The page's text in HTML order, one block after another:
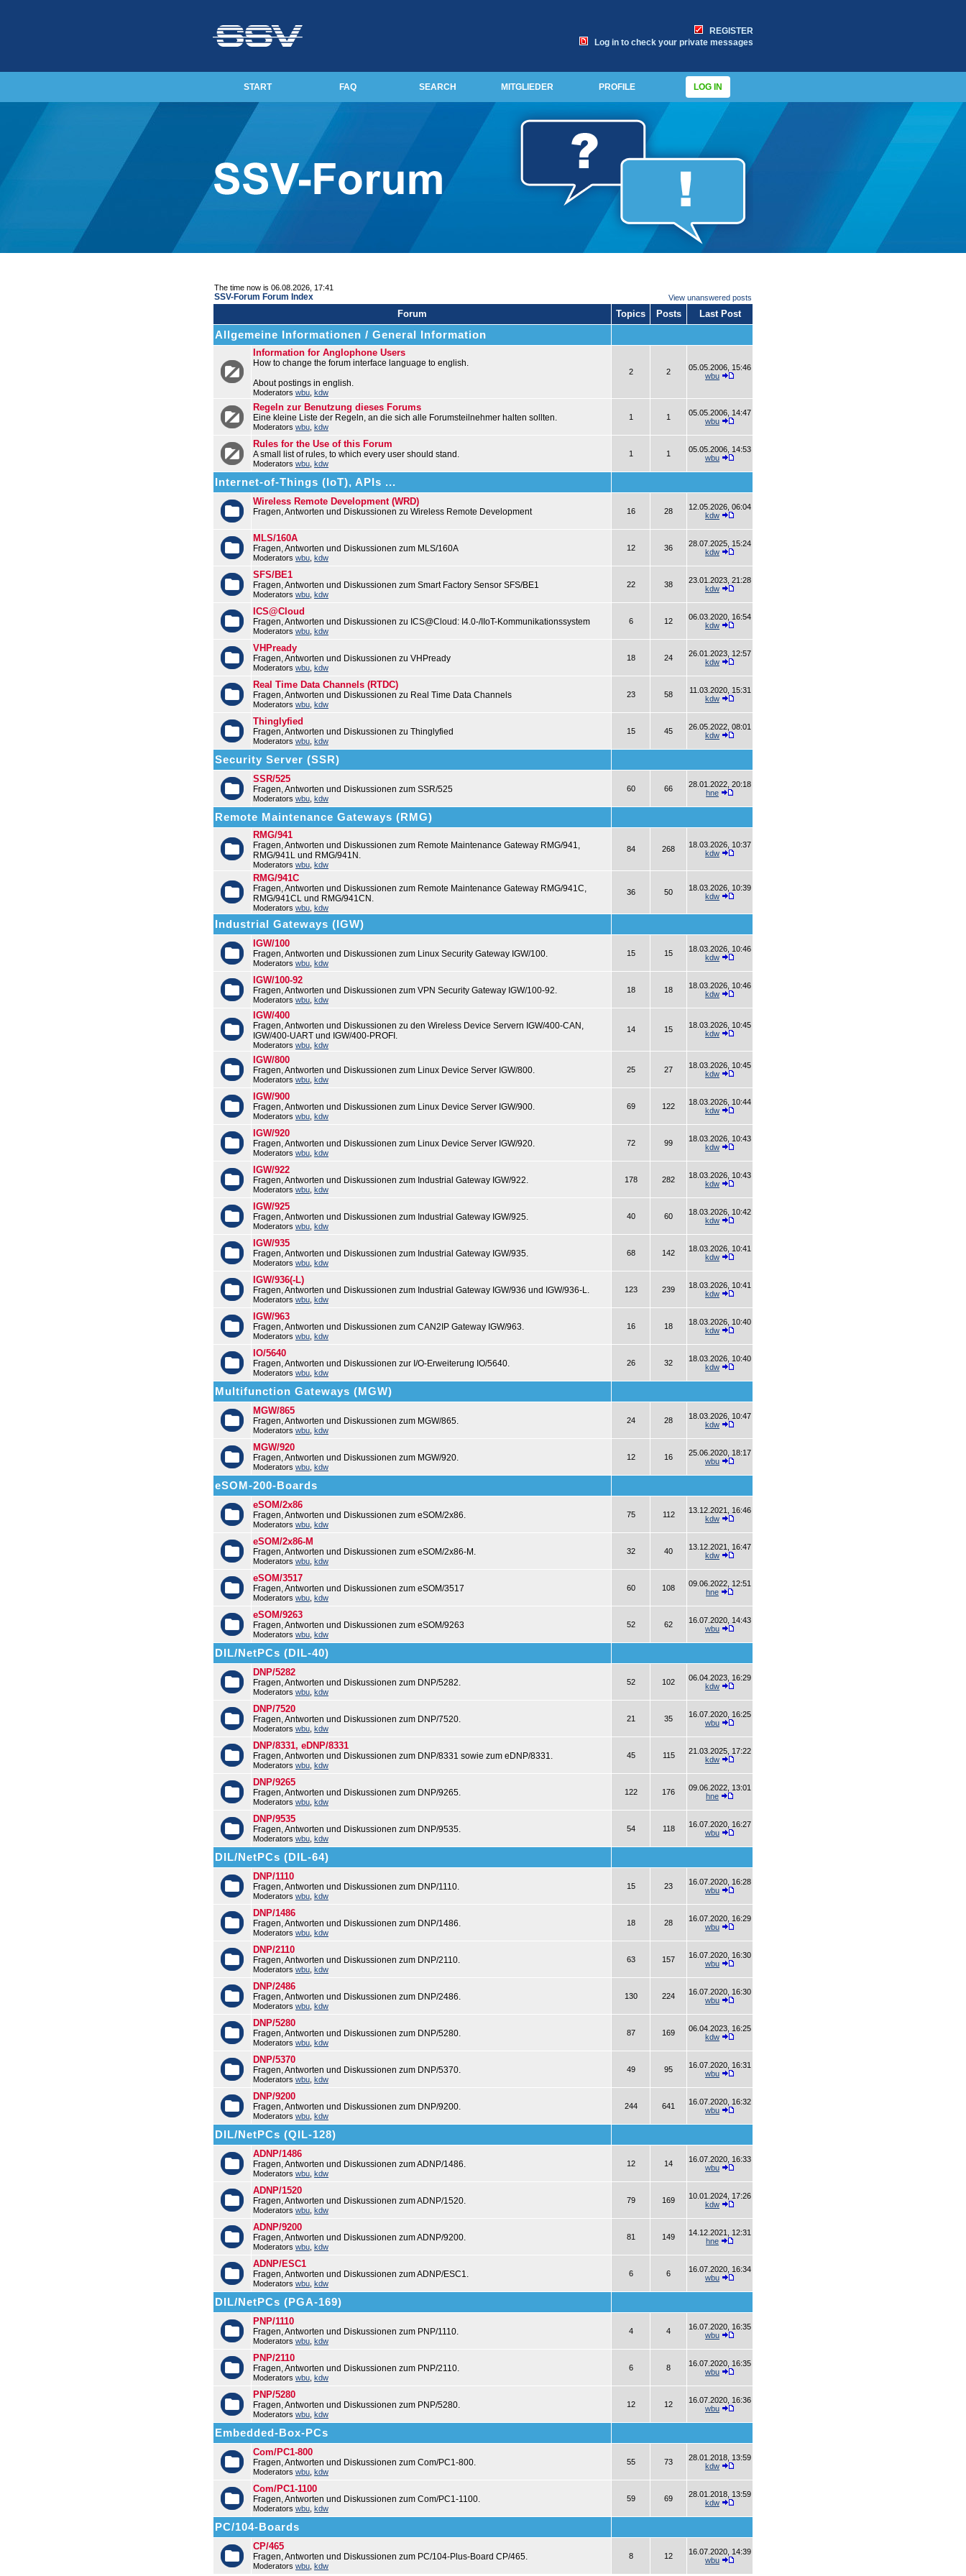
REGISTER
Log in to check your private messages
START FAQ SEARCH MITGLIEDER PROFILE LOG IN
The time now is 06.08.2026, 17:41
SSV-Forum Forum Index View unanswered posts
Forum Topics Posts Last Post
Allgemeine Informationen / General Information
Information for Anglophone Users
How to change the forum interface language to english.
About postings in english.
Moderators wbu kdw
2 2
05.05.2006, 15:46
wbu
Regeln zur Benutzung dieses Forums
Eine kleine Liste der Regeln, an die sich alle Forumsteilnehmer halten sollten.
Moderators wbu kdw
1 1
05.05.2006, 14:47
wbu
Rules for the Use of this Forum
A small list of rules, to which every user should stand.
Moderators wbu kdw
1 1
05.05.2006, 14:53
wbu
Internet-of-Things (IoT), APIs ...
Wireless Remote Development (WRD)
Fragen, Antworten und Diskussionen zu Wireless Remote Development 16 28
12.05.2026, 06:04
kdw
MLS/160A
Fragen, Antworten und Diskussionen zum MLS/160A
Moderators wbu kdw
12 36
28.07.2025, 15:24
kdw
SFS/BE1
Fragen, Antworten und Diskussionen zum Smart Factory Sensor SFS/BE1
Moderators wbu kdw
22 38
23.01.2023, 21:28
kdw
ICS@Cloud
Fragen, Antworten und Diskussionen zu ICS@Cloud: I4.0-/IIoT-Kommunikationssystem
Moderators wbu kdw
6 12
06.03.2020, 16:54
kdw
VHPready
Fragen, Antworten und Diskussionen zu VHPready
Moderators wbu kdw
18 24
26.01.2023, 12:57
kdw
Real Time Data Channels (RTDC)
Fragen, Antworten und Diskussionen zu Real Time Data Channels
Moderators wbu kdw
23 58
11.03.2020, 15:31
kdw
Thinglyfied
Fragen, Antworten und Diskussionen zu Thinglyfied
Moderators wbu kdw
15 45
26.05.2022, 08:01
kdw
Security Server (SSR)
SSR/525
Fragen, Antworten und Diskussionen zum SSR/525
Moderators wbu kdw
60 66
28.01.2022, 20:18
hne
Remote Maintenance Gateways (RMG)
RMG/941
Fragen, Antworten und Diskussionen zum Remote Maintenance Gateway RMG/941,
RMG/941L und RMG/941N.
Moderators wbu kdw
84 268
18.03.2026, 10:37
kdw
RMG/941C
Fragen, Antworten und Diskussionen zum Remote Maintenance Gateway RMG/941C,
RMG/941CL und RMG/941CN.
Moderators wbu kdw
36 50
18.03.2026, 10:39
kdw
Industrial Gateways (IGW)
IGW/100
Fragen, Antworten und Diskussionen zum Linux Security Gateway IGW/100.
Moderators wbu kdw
15 15
18.03.2026, 10:46
kdw
IGW/100-92
Fragen, Antworten und Diskussionen zum VPN Security Gateway IGW/100-92.
Moderators wbu kdw
18 18
18.03.2026, 10:46
kdw
IGW/400
Fragen, Antworten und Diskussionen zu den Wireless Device Servern IGW/400-CAN,
IGW/400-UART und IGW/400-PROFI.
Moderators wbu kdw
14 15
18.03.2026, 10:45
kdw
IGW/800
Fragen, Antworten und Diskussionen zum Linux Device Server IGW/800.
Moderators wbu kdw
25 27
18.03.2026, 10:45
kdw
IGW/900
Fragen, Antworten und Diskussionen zum Linux Device Server IGW/900.
Moderators wbu kdw
69 122
18.03.2026, 10:44
kdw
IGW/920
Fragen, Antworten und Diskussionen zum Linux Device Server IGW/920.
Moderators wbu kdw
72 99
18.03.2026, 10:43
kdw
IGW/922
Fragen, Antworten und Diskussionen zum Industrial Gateway IGW/922.
Moderators wbu kdw
178 282
18.03.2026, 10:43
kdw
IGW/925
Fragen, Antworten und Diskussionen zum Industrial Gateway IGW/925.
Moderators wbu kdw
40 60
18.03.2026, 10:42
kdw
IGW/935
Fragen, Antworten und Diskussionen zum Industrial Gateway IGW/935.
Moderators wbu kdw
68 142
18.03.2026, 10:41
kdw
IGW/936(-L)
Fragen, Antworten und Diskussionen zum Industrial Gateway IGW/936 und IGW/936-L.
Moderators wbu kdw
123 239
18.03.2026, 10:41
kdw
IGW/963
Fragen, Antworten und Diskussionen zum CAN2IP Gateway IGW/963.
Moderators wbu kdw
16 18
18.03.2026, 10:40
kdw
IO/5640
Fragen, Antworten und Diskussionen zur I/O-Erweiterung IO/5640.
Moderators wbu kdw
26 32
18.03.2026, 10:40
kdw
Multifunction Gateways (MGW)
MGW/865
Fragen, Antworten und Diskussionen zum MGW/865.
Moderators wbu kdw
24 28
18.03.2026, 10:47
kdw
MGW/920
Fragen, Antworten und Diskussionen zum MGW/920.
Moderators wbu kdw
12 16
25.06.2020, 18:17
wbu
eSOM-200-Boards
eSOM/2x86
Fragen, Antworten und Diskussionen zum eSOM/2x86.
Moderators wbu kdw
75 112
13.12.2021, 16:46
kdw
eSOM/2x86-M
Fragen, Antworten und Diskussionen zum eSOM/2x86-M.
Moderators wbu kdw
32 40
13.12.2021, 16:47
kdw
eSOM/3517
Fragen, Antworten und Diskussionen zum eSOM/3517
Moderators wbu kdw
60 108
09.06.2022, 12:51
hne
eSOM/9263
Fragen, Antworten und Diskussionen zum eSOM/9263
Moderators wbu kdw
52 62
16.07.2020, 14:43
wbu
DIL/NetPCs (DIL-40)
DNP/5282
Fragen, Antworten und Diskussionen zum DNP/5282.
Moderators wbu kdw
52 102
06.04.2023, 16:29
kdw
DNP/7520
Fragen, Antworten und Diskussionen zum DNP/7520.
Moderators wbu kdw
21 35
16.07.2020, 16:25
wbu
DNP/8331, eDNP/8331
Fragen, Antworten und Diskussionen zum DNP/8331 sowie zum eDNP/8331.
Moderators wbu kdw
45 115
21.03.2025, 17:22
kdw
DNP/9265
Fragen, Antworten und Diskussionen zum DNP/9265.
Moderators wbu kdw
122 176
09.06.2022, 13:01
hne
DNP/9535
Fragen, Antworten und Diskussionen zum DNP/9535.
Moderators wbu kdw
54 118
16.07.2020, 16:27
wbu
DIL/NetPCs (DIL-64)
DNP/1110
Fragen, Antworten und Diskussionen zum DNP/1110.
Moderators wbu kdw
15 23
16.07.2020, 16:28
wbu
DNP/1486
Fragen, Antworten und Diskussionen zum DNP/1486.
Moderators wbu kdw
18 28
16.07.2020, 16:29
wbu
DNP/2110
Fragen, Antworten und Diskussionen zum DNP/2110.
Moderators wbu kdw
63 157
16.07.2020, 16:30
wbu
DNP/2486
Fragen, Antworten und Diskussionen zum DNP/2486.
Moderators wbu kdw
130 224
16.07.2020, 16:30
wbu
DNP/5280
Fragen, Antworten und Diskussionen zum DNP/5280.
Moderators wbu kdw
87 169
06.04.2023, 16:25
kdw
DNP/5370
Fragen, Antworten und Diskussionen zum DNP/5370.
Moderators wbu kdw
49 95
16.07.2020, 16:31
wbu
DNP/9200
Fragen, Antworten und Diskussionen zum DNP/9200.
Moderators wbu kdw
244 641
16.07.2020, 16:32
wbu
DIL/NetPCs (QIL-128)
ADNP/1486
Fragen, Antworten und Diskussionen zum ADNP/1486.
Moderators wbu kdw
12 14
16.07.2020, 16:33
wbu
ADNP/1520
Fragen, Antworten und Diskussionen zum ADNP/1520.
Moderators wbu kdw
79 169
10.01.2024, 17:26
kdw
ADNP/9200
Fragen, Antworten und Diskussionen zum ADNP/9200.
Moderators wbu kdw
81 149
14.12.2021, 12:31
hne
ADNP/ESC1
Fragen, Antworten und Diskussionen zum ADNP/ESC1.
Moderators wbu kdw
6 6
16.07.2020, 16:34
wbu
DIL/NetPCs (PGA-169)
PNP/1110
Fragen, Antworten und Diskussionen zum PNP/1110.
Moderators wbu kdw
4 4
16.07.2020, 16:35
wbu
PNP/2110
Fragen, Antworten und Diskussionen zum PNP/2110.
Moderators wbu kdw
6 8
16.07.2020, 16:35
wbu
PNP/5280
Fragen, Antworten und Diskussionen zum PNP/5280.
Moderators wbu kdw
12 12
16.07.2020, 16:36
wbu
Embedded-Box-PCs
Com/PC1-800
Fragen, Antworten und Diskussionen zum Com/PC1-800.
Moderators wbu kdw
55 73
28.01.2018, 13:59
kdw
Com/PC1-1100
Fragen, Antworten und Diskussionen zum Com/PC1-1100.
Moderators wbu kdw
59 69
28.01.2018, 13:59
kdw
PC/104-Boards
CP/465
Fragen, Antworten und Diskussionen zum PC/104-Plus-Board CP/465.
Moderators wbu kdw
8 12
16.07.2020, 14:39
wbu